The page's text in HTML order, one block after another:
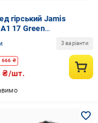
гірський Jamis
17 Green
1)
3 варіанти
666 ₴
₴/шт.